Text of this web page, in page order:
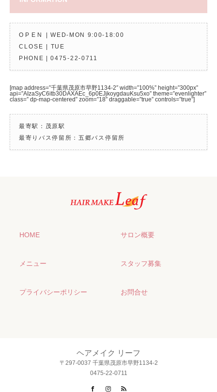
OPEN
| WED-MON 9:00-18:00
CLOSE | TUE
PHONE |0475-22-0711
[map address=”千葉県茂原市早野1134-2″ width=”100%” height=”300px”
api=”AIzaSyC6itb30DAXAEc_6p0EJjkoygdauKsu5xo” theme=”evenlighter”
class=” dp-map-centered” zoom=”18″ draggable=”true” controls=”true”]
最寄駅：茂原駅
最寄りバス停留所：五郷バス停留所
HOME サロン概要
メニュー スタッフ募集
プライバシーポリシー お問合せ
ヘアメイク リーフ
〒297-0037 千葉県茂原市早野1134-2
0475-22-0711
FacebookInstagram